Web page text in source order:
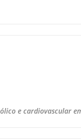
e cardiovascular